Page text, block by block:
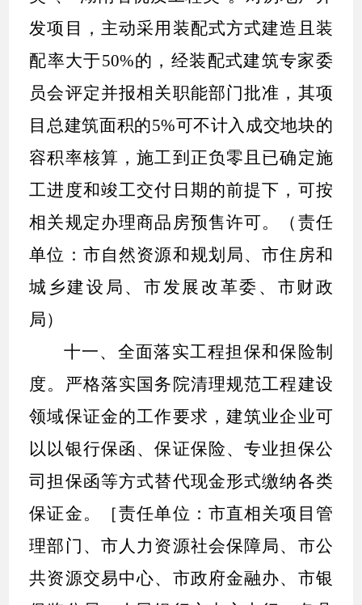
发项目，主动采用装配式方式建造且装
配率大于50%的，经装配式建筑专家委
员会评定并报相关职能部门批准，其项
目总建筑面积的5%可不计入成交地块的
容积率核算，施工到正负零且已确定施
工进度和竣工交付日期的前提下，可按
相关规定办理商品房预售许可。（ 责任
单位：市自然资源和规划局、市住房和
城乡建设局、市发展改革委、市财政
局）
十一、全面落实工程担保和保险制
度。
严格落实国务院清理规范工程建设
领域保证金的工作要求，建筑业企业可
以以银行保函、保证保险、专业担保公
司担保函等方式替代现金形式缴纳各类
保证金。［责任单位：市直相关项目管
理部门、市人力资源社会保障局、市公
共资源交易中心、市政府金融办、市银